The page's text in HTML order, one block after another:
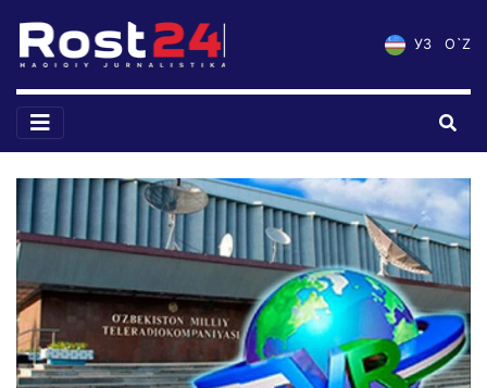
УЗ O`Z